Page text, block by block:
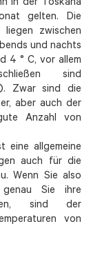
in der Toskana
gelten. Die
liegen zwischen
und nachts
4 ° C, vor allem
sind
Zwar sind die
aber auch der
Anzahl von
eine allgemeine
auch für die
Wenn Sie also
Sie ihre
sind der
von